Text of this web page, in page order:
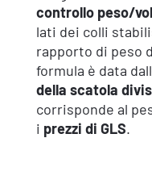
controllo peso/
lati dei colli
rapporto di peso
formula è data
della scatola
corrisponde al
i prezzi di GLS.